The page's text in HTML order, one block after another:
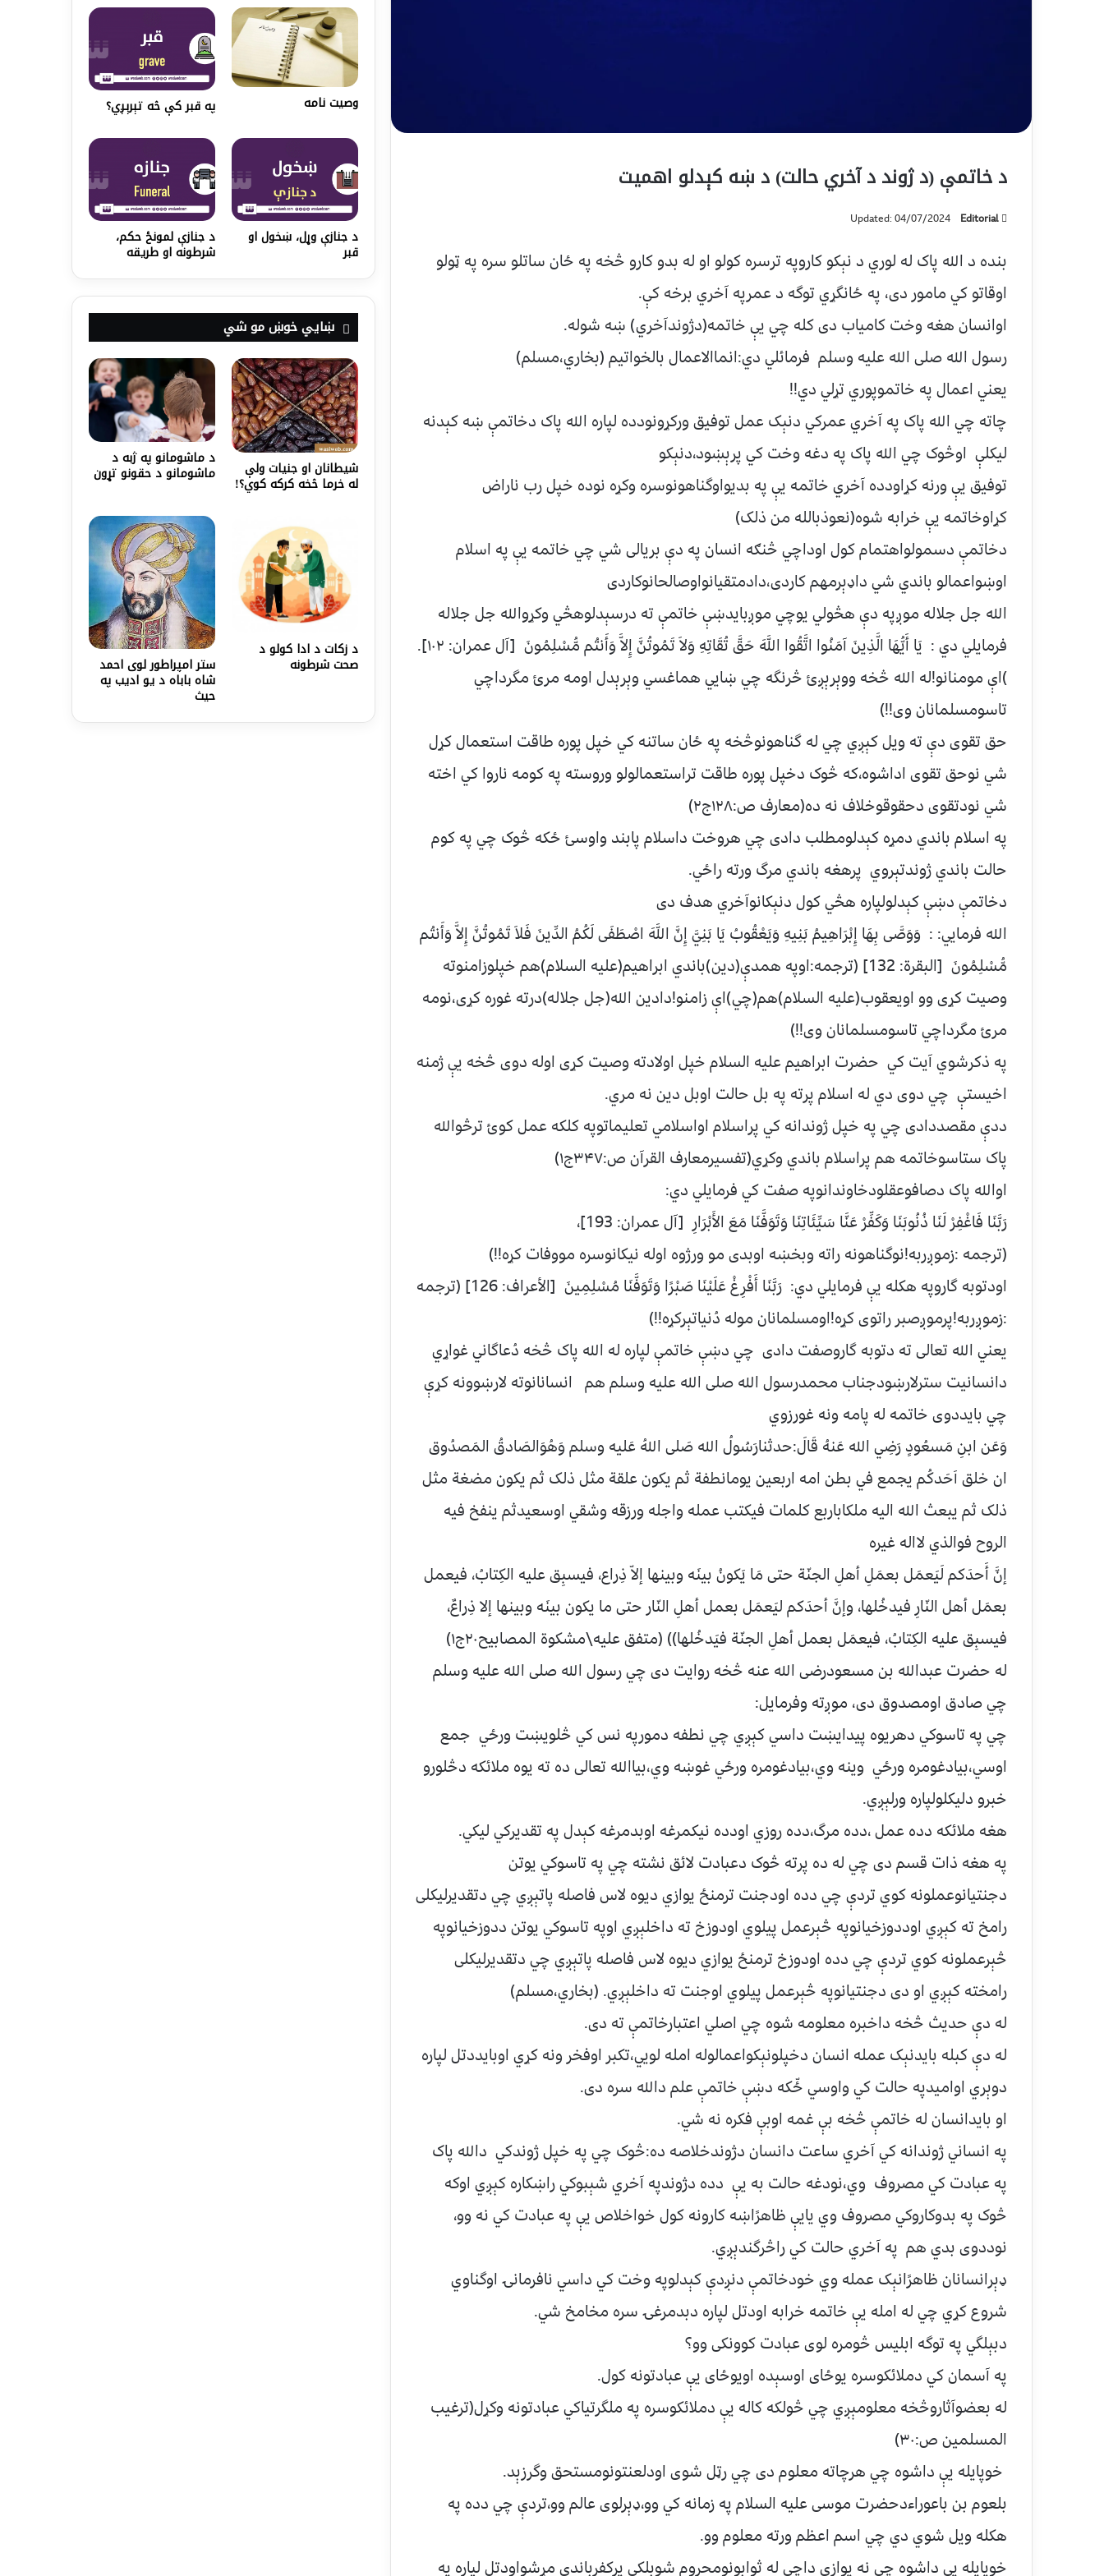
د خاتمې (د ژوند د آخري حالت) د ښه کېدلو اهميت
Editorial
Updated: 04/07/2024
بنده د الله پاک له لوري د نېکو کاروپه ترسره کولو او له بدو کارو څخه په ځان ساتلو سره په ټولو
اوقاتو کي مامور دی، په ځانگړي توگه د عمرپه آخري برخه کې.
اوانسان هغه وخت کامياب دی کله چي يې خاتمه(دژوندآخري) ښه شوله.
رسول الله صلی الله عليه وسلم فرمائلي دي:انماالاعمال بالخواتيم (بخاري،مسلم)
يعني اعمال په خاتموپوري تړلي دي!!
چاته چي الله پاک په آخري عمرکي دنېک عمل توفيق ورکړونودده لپاره الله پاک دخاتمې ښه کېدنه
ليکلې اوڅوک چي الله پاک په دغه وخت کي پرېښود،دنېکو
توفيق يې ورنه کړاودده آخري خاتمه يې په بديواوگناهونوسره وکړه نوده خپل رب ناراض
کړاوخاتمه يې خرابه شوه(نعوذبالله من ذلک)
دخاتمې دسمولواهتمام کول اوداچي څنګه انسان په دې بريالی شي چي خاتمه يې په اسلام
اوښواعمالو باندي شي داډېرمهم کاردی،دادمتقيانواوصالحانوکاردی
الله جل جلاله موږپه دې هڅولي يوچي موږبايدښې خاتمې ته درسېدلوهڅي وکړوالله جل جلاله
فرمايلي دي : يَا أَيُّهَا الَّذِينَ آمَنُوا اتَّقُوا اللَّهَ حَقَّ تُقَاتِهِ وَلاَ تَمُوتُنَّ إِلاَّ وَأَنتُم مُّسْلِمُونَ [آل عمران: ۱۰۲].
)اې مومنانو!له الله څخه ووېرېږئ څرنگه چي ښايي هماغسي وېرېدل اومه مرئ مگرداچي
تاسومسلمانان وی!!)
حق تقوی دې ته ويل کېږي چي له گناهونوڅخه په ځان ساتنه کي خپل پوره طاقت استعمال کړل
شي نوحق تقوی اداشوه،که څوک دخپل پوره طاقت تراستعمالولو وروسته په کومه ناروا کي اخته
شي نودتقوی دحقوقوخلاف نه ده(معارف ص:۱۲۸ج۲)
په اسلام باندي دمړه کېدلومطلب دادی چي هروخت داسلام پابند واوسئ ځکه څوک چي په کوم
حالت باندي ژوندتېروي پرهغه باندي مرگ ورته راځي.
دخاتمې دښې کېدلولپاره هڅي کول دنېکانوآخري هدف دی
الله فرمايي: : وَوَصَّى بِهَا إِبْرَاهِيمُ بَنِيهِ وَيَعْقُوبُ يَا بَنِيَّ إِنَّ اللَّهَ اصْطَفَى لَكُمُ الدِّينَ فَلاَ تَمُوتُنَّ إِلاَّ وَأَنتُم
مُّسْلِمُونَ [البقرة: 132] (ترجمه:اوپه همدې(دين)باندي ابراهيم(عليه السلام)هم خپلوزامنوته
وصيت کړی وو اويعقوب(عليه السلام)هم(چي)اې زامنو!دادين الله(جل جلاله)درته غوره کړی،نومه
مرئ مگرداچي تاسومسلمانان وی!!)
په ذکرشوي آيت کي حضرت ابراهيم عليه السلام خپل اولادته وصيت کړی اوله دوی څخه يې ژمنه
اخيستې چي دوی دي له اسلام پرته په بل حالت اوبل دين نه مري.
ددې مقصددادی چي په خپل ژوندانه کي پراسلام اواسلامي تعليماتوپه کلکه عمل کوئ ترڅوالله
پاک ستاسوخاتمه هم پراسلام باندي وکړي(تفسيرمعارف القرآن ص:۳۴۷ج۱)
اوالله پاک دصافوعقلودخاوندانوپه صفت کي فرمايلي دي:
رَبَّنَا فَاغْفِرْ لَنَا ذُنُوبَنَا وَكَفِّرْ عَنَّا سَيِّئَاتِنَا وَتَوَفَّنَا مَعَ الأَبْرَارِ [آل عمران: 193]،
(ترجمه :زموږربه!نوگناهونه راته وبخښه اوبدی مو ورژوه اوله نيکانوسره مووفات کړه!!)
اودتوبه گاروپه هکله يې فرمايلي دي: رَبَّنَا أَفْرِغْ عَلَيْنَا صَبْرًا وَتَوَفَّنَا مُسْلِمِينَ [الأعراف: 126] (ترجمه
:زموږربه!پرموږصبر راتوی کړه!اومسلمانان موله دُنياتېرکړه!!)
يعني الله تعالی ته دتوبه گاروصفت دادی چي دښې خاتمې لپاره له الله پاک څخه دُعاگاني غواړي
دانسانيت سترلارښودجناب محمدرسول الله صلی الله عليه وسلم هم انسانانوته لارښوونه کړې
چي بايددوی خاتمه له پامه ونه غورزوي
وَعَن ابنِ مَسعُودٍ رَضِي الله عَنهُ قَالَ:حدثنارَسُولُ الله صَلی اللهُ عَليه وسلم وَهُوَالصَادقُ المَصدُوق
ان خلق اَحَدکُم يجمع في بطن امه اربعين يومانطفة ثم يکون علقة مثل ذلک ثم يکون مضغة مثل
ذلک ثم يبعث الله اليه ملکاباربع کلمات فيکتب عمله واجله ورزقه وشقي اوسعيدثم ينفخ فيه
الروح فوالذي لااله غيره
إنَّ أَحدَكم لَيَعمَل بعمَلِ أهلِ الجنّة حتى مَا يَكونُ بينَه وبينها إلاّ ذِراع، فيسبِق عليه الكِتابُ، فيعمل
بعمَل أهل النّارِ فيدخُلها، وإنَّ أحدَكم ليَعمَل بعمل أهلِ النّار حتى ما يكون بينَه وبينها إلا ذِراعٌ،
فيسبِق عليه الكِتابُ، فيعمَل بعمل أهلِ الجنّة فيَدخُلها)) (متفق عليه\مشکوة المصابيح۲۰ج۱)
له حضرت عبدالله بن مسعودرضی الله عنه څخه روايت دی چي رسول الله صلی الله عليه وسلم
چي صادق اومصدوق دی، موږته وفرمايل:
چي په تاسوکي دهريوه پيدايښت داسي کېږي چي نطفه دمورپه نس کي څلويښت ورځي جمع
اوسي،بيادغومره ورځي وينه وي،بيادغومره ورځي غوښه وي،بياالله تعالی ده ته يوه ملائکه دڅلورو
خبرو دليکلولپاره ورلېږي.
هغه ملائکه دده عمل ،دده مرگ،دده روزي اودده نيکمرغه اوبدمرغه کېدل په تقديرکي ليکي.
په هغه ذات قسم دی چي له ده پرته څوک دعبادت لائق نشته چي په تاسوکي يوتن
دجنتيانوعملونه کوي تردې چي دده اودجنت ترمنځ يوازي ديوه لاس فاصله پاتېږي چي دتقديرليکلی
رامخ ته کېږي اوددوزخيانوپه څېرعمل پيلوي اودوزخ ته داخلېږي اوپه تاسوکي يوتن ددوزخيانوپه
څېرعملونه کوي تردې چي دده اودوزخ ترمنځ يوازي ديوه لاس فاصله پاتېږي چي دتقديرليکلی
رامخته کېږي او دی دجنتيانوپه څېرعمل پيلوي اوجنت ته داخلېږي. (بخاري،مسلم)
له دې حديث څخه داخبره معلومه شوه چي اصلي اعتبارخاتمې ته دی.
له دې کبله بايدنېک عمله انسان دخپلونېکواعمالوله امله لويي،تکبر اوفخر ونه کړي اوبايددتل لپاره
دوېري اواميدپه حالت کي واوسي ځّکه دښې خاتمې علم دالله سره دی.
او بايدانسان له خاتمې څخه بې غمه اوبې فکره نه شي.
په انساني ژوندانه کي آخري ساعت دانسان دژوندخلاصه ده:څوک چي په خپل ژوندکي دالله پاک
په عبادت کي مصروف وي،نودغه حالت به يې دده دژوندپه آخري شېبوکي راښکاره کېږي اوکه
څوک په بدوکاروکي مصروف وي يايې ظاهرًاښه کارونه کول خواخلاص يې په عبادت کي نه وو،
نوددوی بدي هم په آخري حالت کي راڅرگندېږي.
ډېرانسانان ظاهرًانېک عمله وي خودخاتمې دنږدې کېدلوپه وخت کي داسي نافرمانۍ اوگناوي
شروع کړي چي له امله يې خاتمه خرابه اودتل لپاره دبدمرغۍ سره مخامخ شي.
دبېلگي په توگه ابليس څومره لوی عبادت کوونکی وو؟
په آسمان کي دملائکوسره يوځای اوسېده اويوځای يې عبادتونه کول.
له بعضوآثاروڅخه معلومېږي چي څولکه کاله يې دملائکوسره په ملگرتياکي عبادتونه وکړل(ترغيب
المسلمين ص:۳۰)
خوپايله يې داشوه چي هرچاته معلوم دی چي رټل شوی اودلعنتونومستحق وگرزېد.
بلعوم بن باعوراءدحضرت موسی عليه السلام په زمانه کي وو،ډېرلوی عالم وو،تردې چي دده په
هکله ويل شوي دي چي اسم اعظم ورته معلوم وو.
خوپايله يې داشوه چي نه يوازي داچي له ثوابونومحروم شوبلکي پرکفرباندي مړشواودتل لپاره په
وصيت نامه په قبر کې څه تېرېږي؟‌
د جنازې وړل، ښخول او
قبر
د جنازې لمونځ حکم،
شرطونه او طریقه
ښايي خوښ مو شي
شیطانان او جنیات ولې
له خرما څخه کرکه کوي؟!
د ماشومانو په ژبه د
ماشومانو د حقونو تړون
د زكات د ادا كولو د
صحت شرطونه ستر امپراطور لوی احمد
شاه باباه د یو ادیب په
حیث